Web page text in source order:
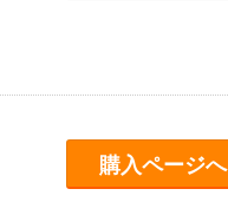
購入ページへ